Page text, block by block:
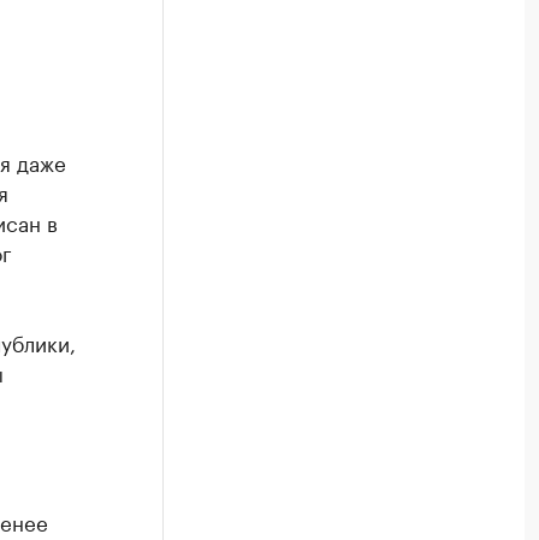
даже
в